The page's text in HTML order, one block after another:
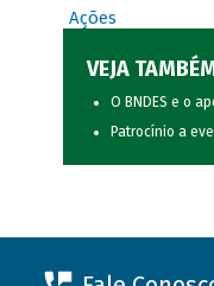
Ações
VEJA
O BNDES e o
Patrocínio a